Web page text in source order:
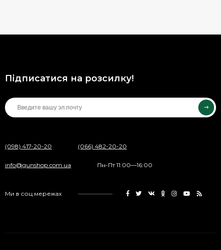
Підписатися на розсилку!
(098) 417-20-20 (066) 482-20-20
info@gunshop.com.ua Пн-Пт 11:00—16:00
Ми в соц.мережах